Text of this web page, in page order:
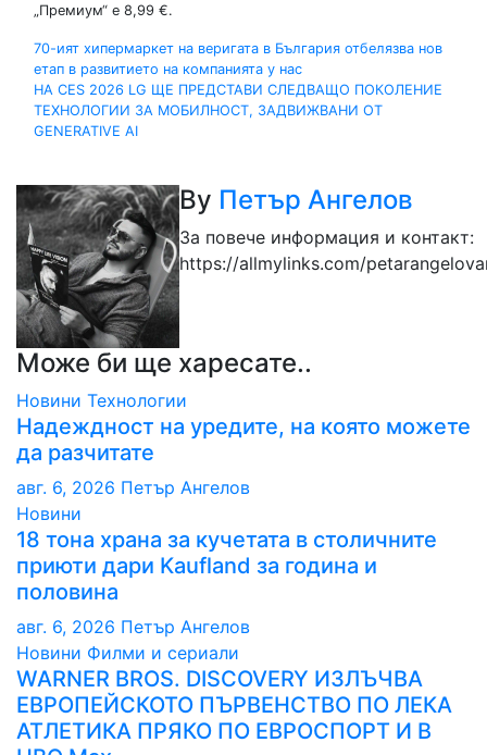
„Премиум“ е 8,99 €.
Навигация
70-ият хипермаркет на веригата в България отбелязва нов
етап в развитието на компанията у нас
НА CES 2026 LG ЩЕ ПРЕДСТАВИ СЛЕДВАЩО ПОКОЛЕНИЕ
ТЕХНОЛОГИИ ЗА МОБИЛНОСТ, ЗАДВИЖВАНИ ОТ
GENERATIVE AI
By Петър Ангелов
За повече информация и контакт:
https://allmylinks.com/
Може би ще харесате..
Новини Технологии
Надеждност на уредите, на която можете
да разчитате
авг. 6, 2026 Петър Ангелов
Новини
18 тона храна за кучетата в столичните
приюти дари Kaufland за година и
половина
авг. 6, 2026 Петър Ангелов
Новини Филми и сериали
WARNER BROS. DISCOVERY ИЗЛЪЧВА
ЕВРОПЕЙСКОТО ПЪРВЕНСТВО ПО ЛЕКА
АТЛЕТИКА ПРЯКО ПО ЕВРОСПОРТ И В